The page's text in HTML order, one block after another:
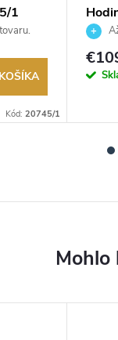
1
Kód: 20745/1